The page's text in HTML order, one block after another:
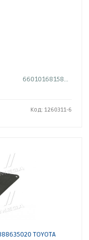
6601016815801P
Код: 1260311-6
TOYOTA